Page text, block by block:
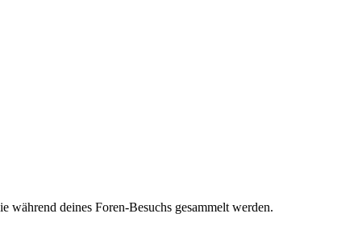
deines Foren-Besuchs gesammelt werden.